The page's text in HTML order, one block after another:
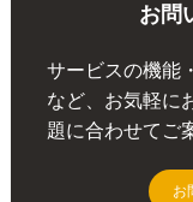
お問
サービスの機能
など、お気軽に
題に合わせてご
お